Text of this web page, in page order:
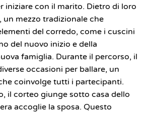
iniziare con il marito. Dietro di loro
un mezzo tradizionale che
del corredo, come i cuscini
del nuovo inizio e della
famiglia. Durante il percorso, il
occasioni per ballare, un
coinvolge tutti i partecipanti.
il corteo giunge sotto casa dello
accoglie la sposa. Questo